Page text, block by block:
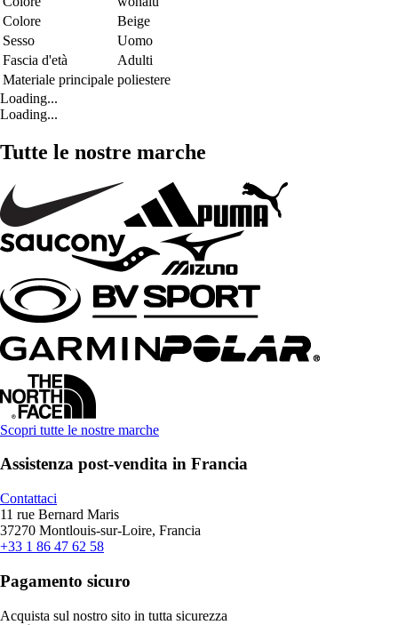
Colore
Beige
Sesso
Uomo
Fascia d'età
Adulti
Materiale principale poliestere
Loading...
Loading...
Tutte le nostre marche
Scopri tutte le nostre marche
Assistenza post-vendita in Francia
Contattaci
11 rue Bernard Maris
37270 Montlouis-sur-Loire, Francia
+33 1 86 47 62 58
Pagamento sicuro
Acquista sul nostro sito in tutta sicurezza